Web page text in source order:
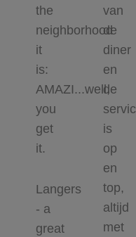
the
neighborhood
it
is:
AMAZI...well,
you
get
it.
Langers
- a
great
van
de
diner
en
de
is
op
en
top,
altijd
met